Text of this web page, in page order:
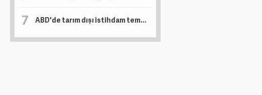
ABD'de tarım dışı istihdam temmuzda beklentilerin aksine geriledi